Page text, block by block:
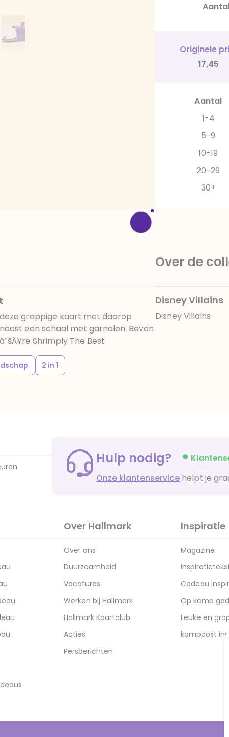
Originele
17,45
Aantal
1-4
5-9
10-19
20-29
30+
grappige kaart met daarop
een schaal met garnalen. Boven
Shrimply The Best
2 in 1
Over de
Disney Villains
Disney Villains
Hulp nodig?
Onze klantenservice helpt je
Over Hallmark
Over ons
Duurzaamheid
Vacatures
Werken bij Hallmark
Hallmark Kaartclub
Acties
Persberichten
Inspiratie
Magazine
Cadeau
Op kamp
Leuke en
kamppost